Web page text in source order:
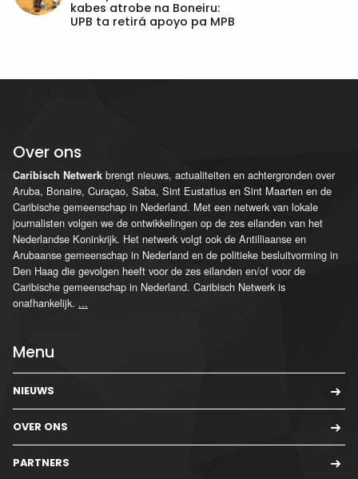
kabes atrobe na Boneiru:
UPB ta retirá apoyo pa MPB
Over ons
Caribisch Netwerk brengt nieuws, actualiteiten en achtergronden over
Aruba, Bonaire, Curaçao, Saba, Sint Eustatius en Sint Maarten en de
Caribische gemeenschap in Nederland. Met een netwerk van lokale
journalisten volgen we de ontwikkelingen op de zes eilanden van het
Nederlandse Koninkrijk. Het netwerk volgt ook de Antilliaanse en
Arubaanse gemeenschap in Nederland en de politieke besluitvorming in
Den Haag die gevolgen heeft voor de zes eilanden en/of voor de
Caribische gemeenschap in Nederland. Caribisch Netwerk is
onafhankelijk. ...
Menu
NIEUWS
OVER ONS
PARTNERS